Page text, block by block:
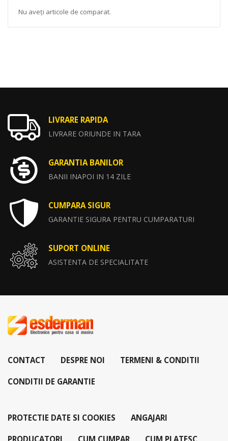
Nu aveți articole de comparat.
LIVRARE RAPIDA
LIVRARE ORIUNDE IN TARA
GARANTIA BANILOR
BANII INAPOI IN 14 ZILE
CUMPARA SIGUR
GARANTIE SIGURA PENTRU CUMPARATURI
SUPORT ONLINE
ASISTENTA DE SPECIALITATE
CONTACT DESPRE NOI TERMENI & CONDITII
CONDITII DE GARANTIE
PROTECTIE DATE SI COOKIES ANGAJARI
PRODUCATORI CUM CUMPAR CUM PLATESC